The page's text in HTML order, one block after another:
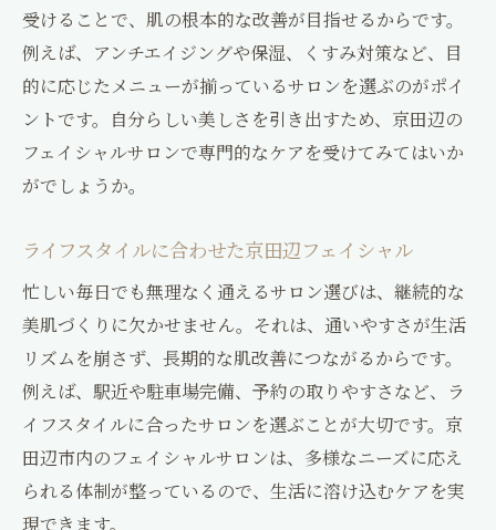
受けることで、肌の根本的な改善が目指せるからです。
例えば、アンチエイジングや保湿、くすみ対策など、目
的に応じたメニューが揃っているサロンを選ぶのがポイ
ントです。自分らしい美しさを引き出すため、京田辺の
フェイシャルサロンで専門的なケアを受けてみてはいか
がでしょうか。
ライフスタイルに合わせた京田辺フェイシャル
忙しい毎日でも無理なく通えるサロン選びは、継続的な
美肌づくりに欠かせません。それは、通いやすさが生活
リズムを崩さず、長期的な肌改善につながるからです。
例えば、駅近や駐車場完備、予約の取りやすさなど、ラ
イフスタイルに合ったサロンを選ぶことが大切です。京
田辺市内のフェイシャルサロンは、多様なニーズに応え
られる体制が整っているので、生活に溶け込むケアを実
現できます。